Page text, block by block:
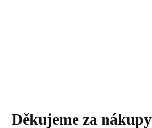
Děkujeme za nákupy